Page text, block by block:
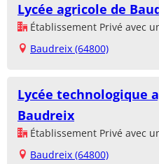
Lycée agricole de
Établissement Privé avec
Baudreix (64800)
Lycée technologique
Baudreix
Établissement Privé avec
Baudreix (64800)